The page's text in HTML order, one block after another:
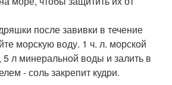
после завивки в течение
морскую воду. 1 ч. л. морской
л минеральной воды и залить в
- соль закрепит кудри.